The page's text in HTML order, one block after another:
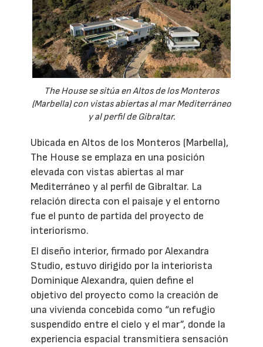
The House se sitúa en Altos de los Monteros
(Marbella) con vistas abiertas al mar Mediterráneo
y al perfil de Gibraltar.
Ubicada en Altos de los Monteros (Marbella),
The House se emplaza en una posición
elevada con vistas abiertas al mar
Mediterráneo y al perfil de Gibraltar. La
relación directa con el paisaje y el entorno
fue el punto de partida del proyecto de
interiorismo.
El diseño interior, firmado por Alexandra
Studio, estuvo dirigido por la interiorista
Dominique Alexandra, quien define el
objetivo del proyecto como la creación de
una vivienda concebida como “un refugio
suspendido entre el cielo y el mar”, donde la
experiencia espacial transmitiera sensación